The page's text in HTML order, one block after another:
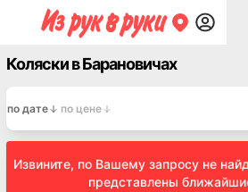
Коляски в Барановичах
по дате по цене
Извините, по Вашему запросу не
представлены